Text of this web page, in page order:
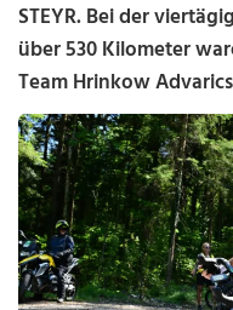
STEYR. Bei der
über 530 Kilometer
Team Hrinkow